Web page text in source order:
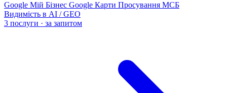
Google Мій Бізнес Google Карти Просування МСБ
Видимість в AI / GEO
3 послуги · за запитом